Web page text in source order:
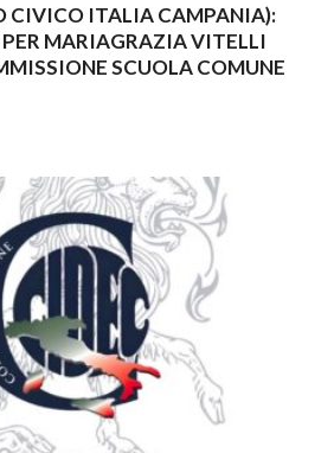
CIVICO ITALIA CAMPANIA):
MARIAGRAZIA VITELLI
SCUOLA COMUNE